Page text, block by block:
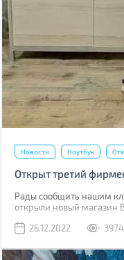
Новости Ноутбук
Открыт третий
Рады сообщить нашим
открыли новый магазин
помочь вам подобрать
26.12.2022 3974